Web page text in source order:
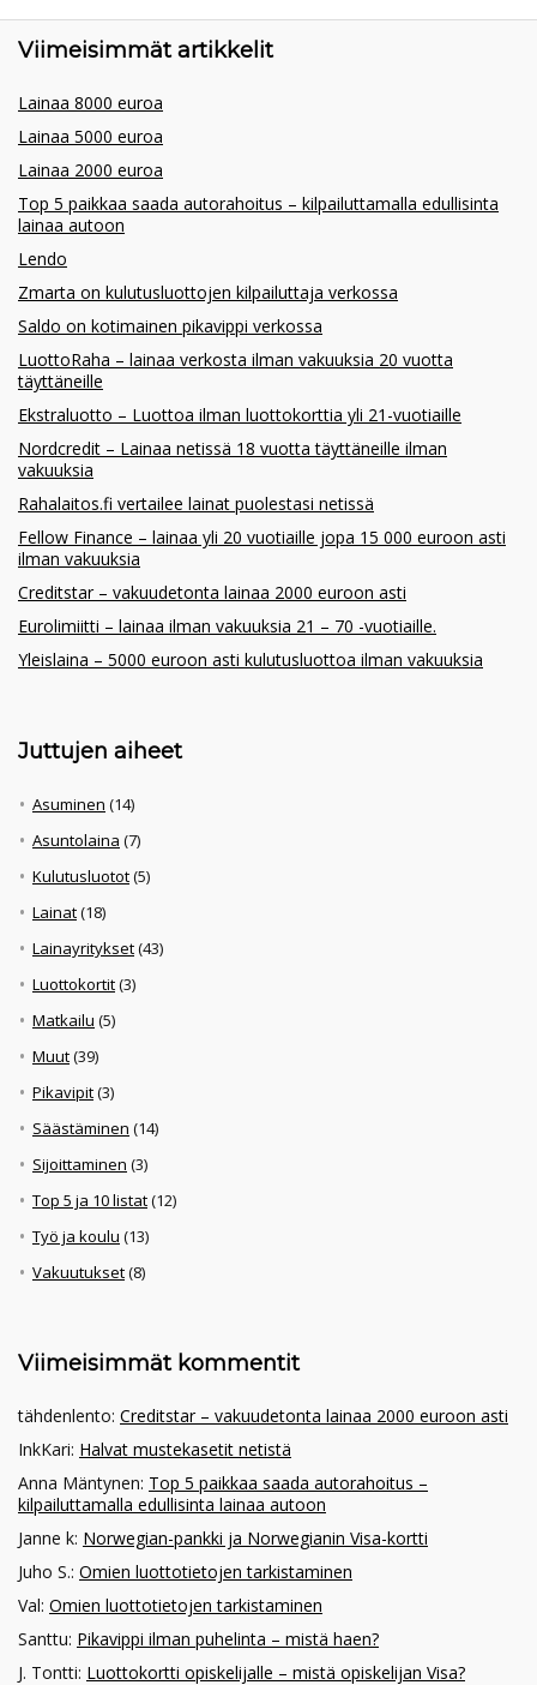
Viimeisimmät artikkelit
Lainaa 8000 euroa
Lainaa 5000 euroa
Lainaa 2000 euroa
Top 5 paikkaa saada autorahoitus – kilpailuttamalla edullisinta
lainaa autoon
Lendo
Zmarta on kulutusluottojen kilpailuttaja verkossa
Saldo on kotimainen pikavippi verkossa
LuottoRaha – lainaa verkosta ilman vakuuksia 20 vuotta
täyttäneille
Ekstraluotto – Luottoa ilman luottokorttia yli 21-vuotiaille
Nordcredit – Lainaa netissä 18 vuotta täyttäneille ilman
vakuuksia
Rahalaitos.fi vertailee lainat puolestasi netissä
Fellow Finance – lainaa yli 20 vuotiaille jopa 15 000 euroon asti
ilman vakuuksia
Creditstar – vakuudetonta lainaa 2000 euroon asti
Eurolimiitti – lainaa ilman vakuuksia 21 – 70 -vuotiaille.
Yleislaina – 5000 euroon asti kulutusluottoa ilman vakuuksia
Juttujen aiheet
Asuminen (14)
Asuntolaina (7)
Kulutusluotot(5)
Lainat(18)
Lainayritykset(43)
Luottokortit(3)
Matkailu (5)
Muut(39)
Pikavipit(3)
Säästäminen (14)
Sijoittaminen (3)
Top 5 ja 10 listat(12)
Työ ja koulu (13)
Vakuutukset(8)
Viimeisimmät kommentit
tähdenlento: Creditstar – vakuudetonta lainaa 2000 euroon asti
InkKari: Halvat mustekasetit netistä
Anna Mäntynen: Top 5 paikkaa saada autorahoitus –
kilpailuttamalla edullisinta lainaa autoon
Janne k: Norwegian-pankki ja Norwegianin Visa-kortti
Juho S.: Omien luottotietojen tarkistaminen
Val: Omien luottotietojen tarkistaminen
Santtu: Pikavippi ilman puhelinta – mistä haen?
J. Tontti: Luottokortti opiskelijalle – mistä opiskelijan Visa?